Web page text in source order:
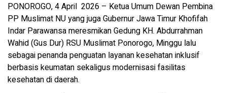
PONOROGO, 4 April 2026 – Ketua Umum Dewan Pembina
PP Muslimat NU yang juga Gubernur Jawa Timur Khofifah
Indar Parawansa meresmikan Gedung KH. Abdurrahman
Wahid (Gus Dur) RSU Muslimat Ponorogo, Minggu lalu
sebagai penanda penguatan layanan kesehatan inklusif
berbasis keumatan sekaligus modernisasi fasilitas
kesehatan di daerah.